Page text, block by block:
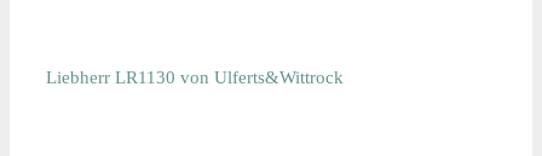
Liebherr LR1130 von Ulferts&Wittrock